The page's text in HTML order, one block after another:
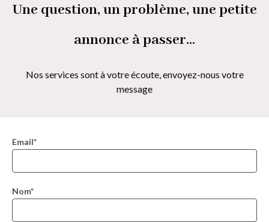
l'utilisateur
Une question, un problème, une petite
annonce à passer...
Nos services sont à votre écoute, envoyez-nous votre
message
Email*
Nom*